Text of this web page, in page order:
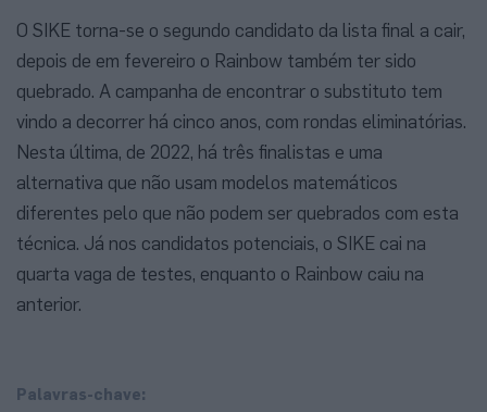
O SIKE torna-se o segundo candidato da lista final a cair,
depois de em fevereiro o Rainbow também ter sido
quebrado. A campanha de encontrar o substituto tem
vindo a decorrer há cinco anos, com rondas eliminatórias.
Nesta última, de 2022, há três finalistas e uma
alternativa que não usam modelos matemáticos
diferentes pelo que não podem ser quebrados com esta
técnica. Já nos candidatos potenciais, o SIKE cai na
quarta vaga de testes, enquanto o Rainbow caiu na
anterior.
Palavras-chave: